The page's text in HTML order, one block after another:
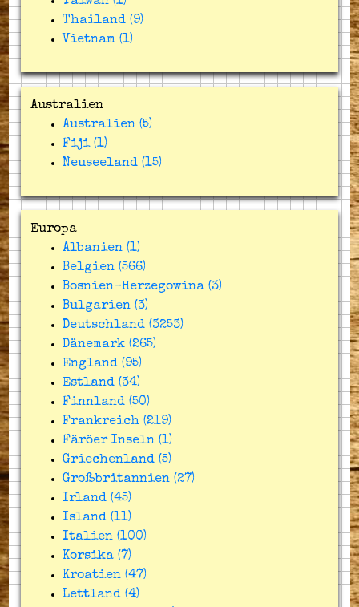
Thailand (9)
Vietnam (1)
Australien
Australien (5)
Fiji (1)
Neuseeland (15)
Europa
Albanien (1)
Belgien (566)
Bosnien-Herzegowina (3)
Bulgarien (3)
Deutschland (3253)
Dänemark (265)
England (95)
Estland (34)
Finnland (50)
Frankreich (219)
Färöer Inseln (1)
Griechenland (5)
Großbritannien (27)
Irland (45)
Island (11)
Italien (100)
Korsika (7)
Kroatien (47)
Lettland (4)